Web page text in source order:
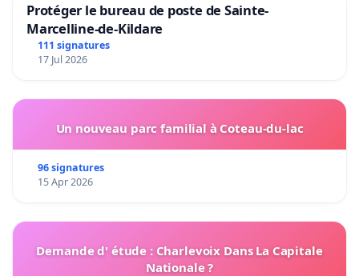
Protéger le bureau de poste de Sainte-
Marcelline-de-Kildare
111 signatures
17 Jul 2026
Un nouveau parc familial à Coteau-du-lac
96 signatures
15 Apr 2026
Demande d' étude : Charlevoix Dans La Capitale
Nationale ?